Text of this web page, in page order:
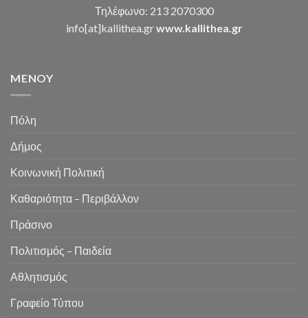
Τηλέφωνο: 213 2070300
info[at]kallithea.grwww.kallithea.gr
MENOY
Πόλη
Δήμος
Κοινωνική Πολιτική
Καθαριότητα – Περιβάλλον
Πράσινο
Πολιτισμός – Παιδεία
Αθλητισμός
Γραφείο Τύπου